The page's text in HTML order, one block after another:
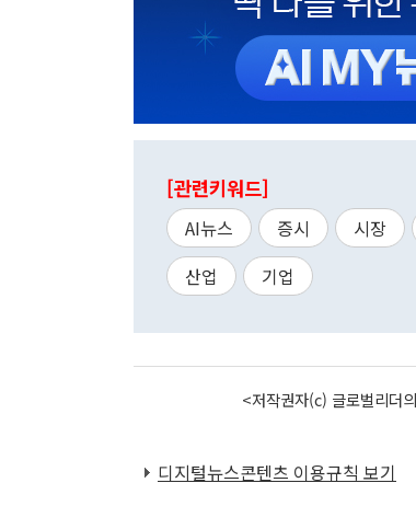
[관련키워드]
AI뉴스 증시 시장
산업
기업
<저작권자(c) 글로벌리더
디지털뉴스콘텐츠 이용규칙 보기